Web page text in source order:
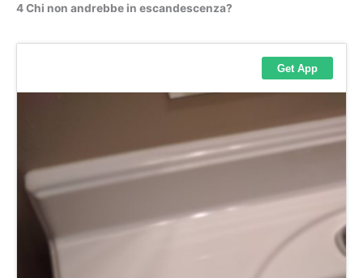
4 Chi non andrebbe in escandescenza?